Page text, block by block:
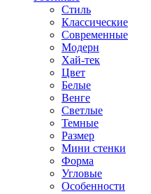
Стиль
Классические
Современные
Модерн
Хай-тек
Цвет
Белые
Венге
Светлые
Темные
Размер
Мини стенки
Форма
Угловые
Особенности